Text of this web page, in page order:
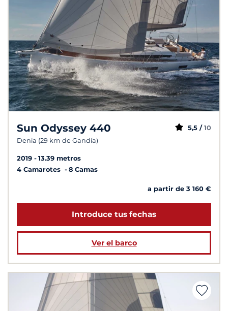
Sun Odyssey 440
Denia (29 km de Gandía)
5,5 / 10
2019
13.39 metros
4 Camarotes
8 Camas
a partir de 3 160 €
Introduce tus fechas
Ver el barco